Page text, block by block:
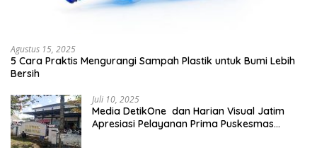
Agustus 15, 2025
5 Cara Praktis Mengurangi Sampah Plastik untuk Bumi Lebih
Bersih
Juli 10, 2025
Media DetikOne dan Harian Visual Jatim
Apresiasi Pelayanan Prima Puskesmas